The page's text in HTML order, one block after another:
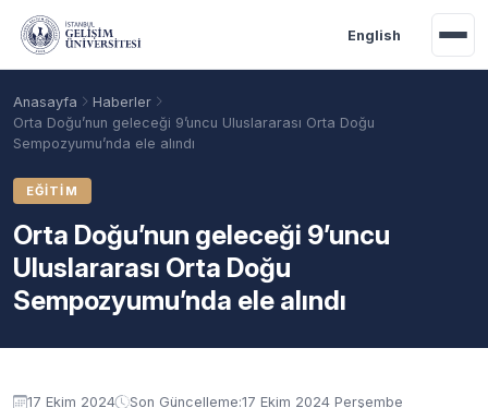
Ana içeriğe geç
English
Anasayfa
Haberler
Orta Doğu’nun geleceği 9’uncu Uluslararası Orta Doğu
Sempozyumu’nda ele alındı
EĞITIM
Orta Doğu’nun geleceği 9’uncu
Uluslararası Orta Doğu
Sempozyumu’nda ele alındı
17 Ekim 2024 Son Güncelleme:17 Ekim 2024 Perşembe